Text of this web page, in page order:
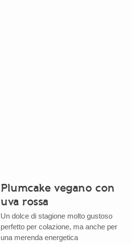
Plumcake vegano con
uva rossa
Un dolce di stagione molto gustoso
perfetto per colazione, ma anche per
una merenda energetica